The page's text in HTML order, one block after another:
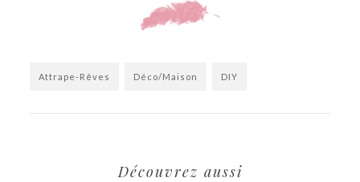
Attrape-Rêves Déco/Maison DIY
Découvrez aussi